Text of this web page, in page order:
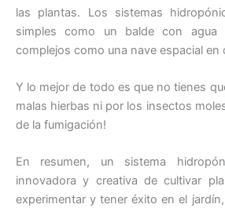
las plantas. Los sistemas
simples como un balde con
complejos como una nave espacial en
Y lo mejor de todo es que no tienes
malas hierbas ni por los insectos
de la fumigación!
En resumen, un sistema
innovadora y creativa de cultivar
experimentar y tener éxito en el